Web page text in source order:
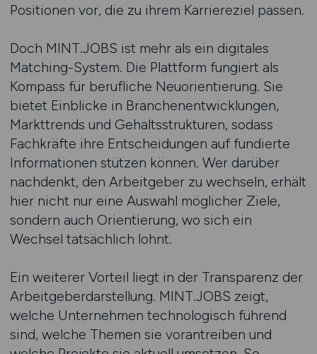
Positionen vor, die zu ihrem Karriereziel passen.
Doch MINT.JOBS ist mehr als ein digitales
Matching-System. Die Plattform fungiert als
Kompass für berufliche Neuorientierung. Sie
bietet Einblicke in Branchenentwicklungen,
Markttrends und Gehaltsstrukturen, sodass
Fachkräfte ihre Entscheidungen auf fundierte
Informationen stützen können. Wer darüber
nachdenkt, den Arbeitgeber zu wechseln, erhält
hier nicht nur eine Auswahl möglicher Ziele,
sondern auch Orientierung, wo sich ein
Wechsel tatsächlich lohnt.
Ein weiterer Vorteil liegt in der Transparenz der
Arbeitgeberdarstellung. MINT.JOBS zeigt,
welche Unternehmen technologisch führend
sind, welche Themen sie vorantreiben und